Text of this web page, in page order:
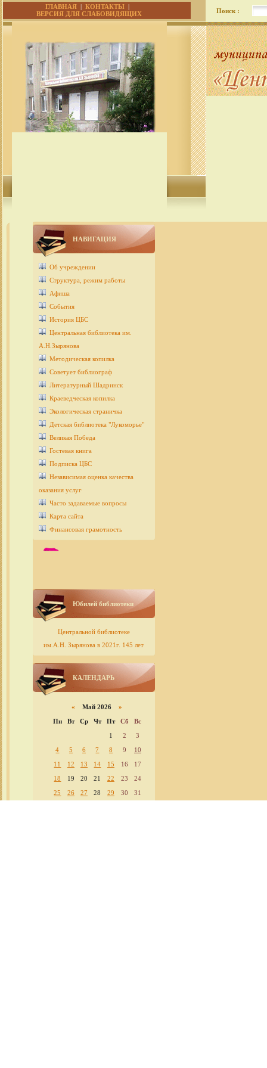
ГЛАВНАЯ |КОНТАКТЫ |
ВЕРСИЯ ДЛЯ СЛАБОВИДЯЩИХ
Поиск :
НАВИГАЦИЯ
Об учреждении
Структура, режим работы
Афиша
События
История ЦБС
Центральная библиотека им.
А.Н.Зырянова
Методическая копилка
Советует библиограф
Литературный Шадринск
Краеведческая копилка
Экологическая страничка
Детcкая библиотека "Лукоморье"
Великая Победа
Гостевая книга
Подписка ЦБС
Независимая оценка качества
оказания услуг
Часто задаваемые вопросы
Карта сайта
Финансовая грамотность
Юбилей библиотеки
Центральной библиотеке
им.А.Н. Зырянова в 2021г. 145 лет
КАЛЕНДАРЬ
« Май 2026»
Пн
Вт Ср Чт Пт Сб
Вс
1
2
3
4
5 6 7 8 9
10
11
12 13 14 15 16
17
18
19 20 21 22 23
24
25
26 27 28 29 30 31